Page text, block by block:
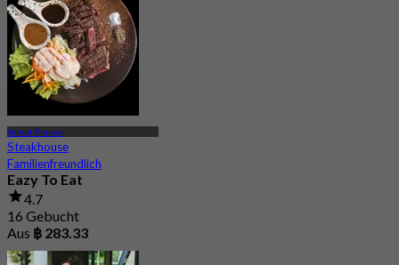
Samut Prakan
Steakhouse
Familienfreundlich
Eazy To Eat
4.7
16 Gebucht
Aus ฿ 283.33